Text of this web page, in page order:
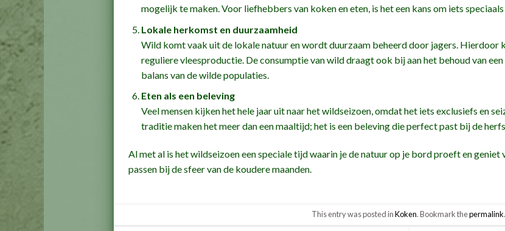
mogelijk te maken. Voor liefhebbers van koken en eten, is het een kans om iets
Lokale herkomst en duurzaamheid
Wild komt vaak uit de lokale natuur en wordt duurzaam beheerd door jagers. Hierdoor
reguliere vleesproductie. De consumptie van wild draagt ook bij aan het behoud van
balans van de wilde populaties.
Eten als een beleving
Veel mensen kijken het hele jaar uit naar het wildseizoen, omdat het iets exclusiefs en
traditie maken het meer dan een maaltijd; het is een beleving die perfect past bij de
Al met al is het wildseizoen een speciale tijd waarin je de natuur op je bord proeft en
passen bij de sfeer van de koudere maanden.
This entry was posted inKoken. Bookmark thepermalink.